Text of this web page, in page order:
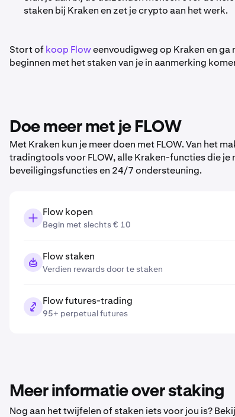
staken bij Kraken en zet je crypto aan het werk.
Stort ofkoop Floweenvoudigweg op Kraken en ga
beginnen met het staken van je in aanmerking
Doe meer met je FLOW
Met Kraken kun je meer doen met FLOW. Van het
tradingtools voor FLOW, alle Kraken-functies die
beveiligingsfuncties en 24/7 ondersteuning.
Flow kopen
Begin met slechts € 10
Flow staken
Verdien rewards door te staken
Flow futures-trading
95+ perpetual futures
Meer informatie over staking
Nog aan het twijfelen of staken iets voor jou is?